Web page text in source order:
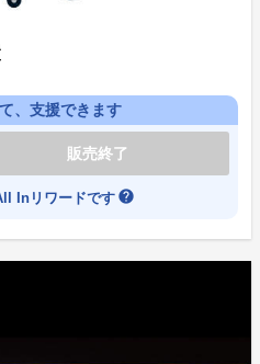
、支援できます
販売終了
Inリワードです help